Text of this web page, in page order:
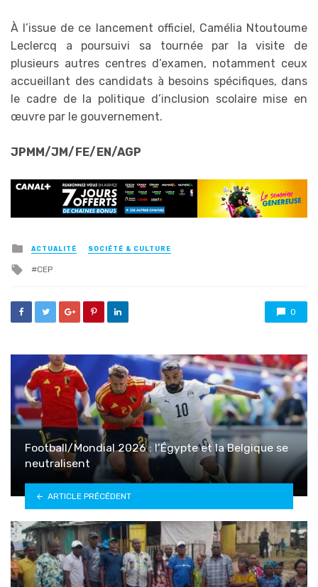
À l’issue de ce lancement officiel, Camélia Ntoutoume
Leclercq a poursuivi sa tournée par la visite de
plusieurs autres centres d’examen, notamment ceux
accueillant des candidats à besoins spécifiques, dans
le cadre de la politique d’inclusion scolaire mise en
œuvre par le gouvernement.
JPMM/JM/FE/EN/AGP
Posted
in
ACTUALITÉ SOCIÉTÉ & CULTURE
Tagged
CEP
0
Football/Mondial 2026 : l’Égypte et la Belgique se
neutralisent
ARTICLE PRÉCÉDENT